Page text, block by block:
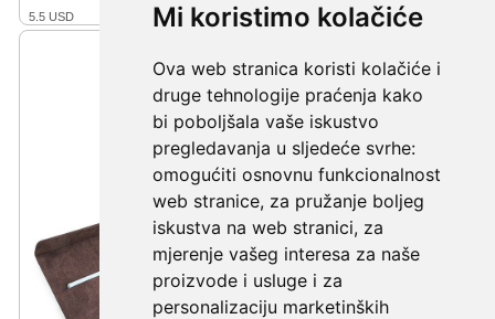
Mi koristimo kolačiće
Ova web stranica koristi kolačiće i
druge tehnologije praćenja kako
bi poboljšala vaše iskustvo
pregledavanja u sljedeće svrhe:
omogućiti osnovnu funkcionalnost
web stranice, za pružanje boljeg
iskustva na web stranici, za
mjerenje vašeg interesa za naše
proizvode i usluge i za
personalizaciju marketinških